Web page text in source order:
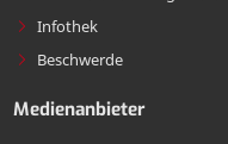
Infothek
Beschwerde
Medienanbieter